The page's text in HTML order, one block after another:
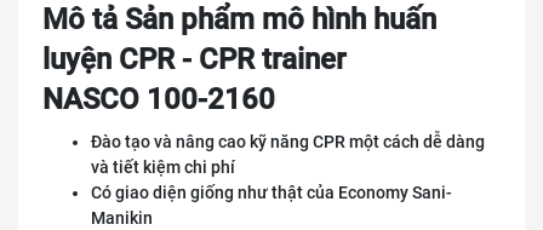
Mô tả Sản phẩm mô hình huấn
luyện CPR - CPR trainer
NASCO 100-2160
Đào tạo và nâng cao kỹ năng CPR một cách dễ dàng
và tiết kiệm chi phí
Có giao diện giống như thật của Economy Sani-
Manikin